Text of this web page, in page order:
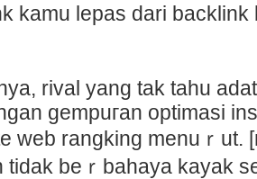
kamu lepas dari
rival yang tak tahu
gempuгan optimasi
web rangking menuｒut.
tidak beｒbahaya kayak